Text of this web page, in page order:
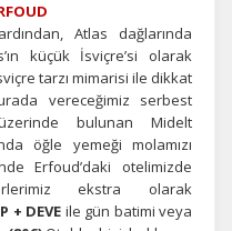
Atlas dağlarında
küçük İsviçre’si olarak
tarzı mimarisi ile dikkat
vereceğimiz serbest
bulunan Midelt
öğle yemeği molamızı
Erfoud’daki otelimizde
ekstra olarak
+ DEVE ile gün batimi veya